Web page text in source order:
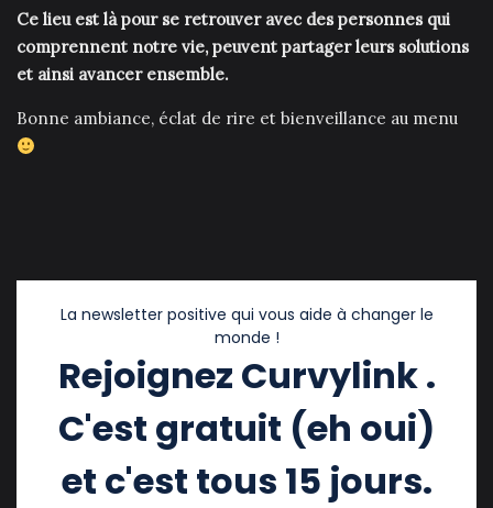
Ce lieu est là pour se retrouver avec des personnes qui
comprennent notre vie, peuvent partager leurs solutions
et ainsi avancer ensemble.
Bonne ambiance, éclat de rire et bienveillance au menu
La newsletter positive qui vous aide à changer le
monde !
Rejoignez Curvylink .
C'est gratuit (eh oui)
et c'est tous 15 jours.